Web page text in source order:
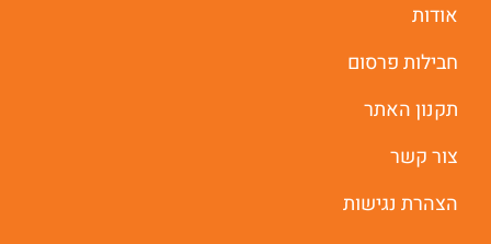
אודות
חבילות פרסום
תקנון האתר
צור קשר
הצהרת נגישות